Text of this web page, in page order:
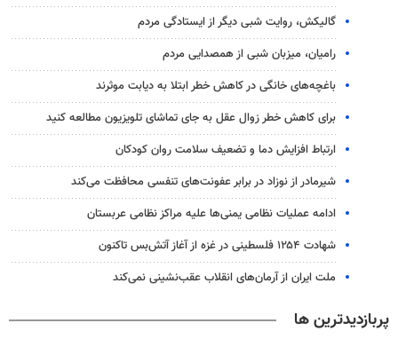
گالیکش، روایت شبی دیگر از ایستادگی مردم
رامیان، میزبان شبی از همصدایی مردم
باغچه‌های خانگی در کاهش خطر ابتلا به دیابت موثرند
برای کاهش خطر زوال عقل به جای تماشای تلویزیون مطالعه کنید
ارتباط افزایش دما و تضعیف سلامت روان کودکان
شیرمادر از نوزاد در برابر عفونت‌های تنفسی محافظت می‌کند
ادامه عملیات نظامی یمنی‌ها علیه مراکز نظامی عربستان
شهادت ۱۲۵۴ فلسطینی در غزه از آغاز آتش‌بس تاکنون
ملت ایران از آرمان‌های انقلاب عقب‌نشینی نمی‌کند
پربازدیدترین ها